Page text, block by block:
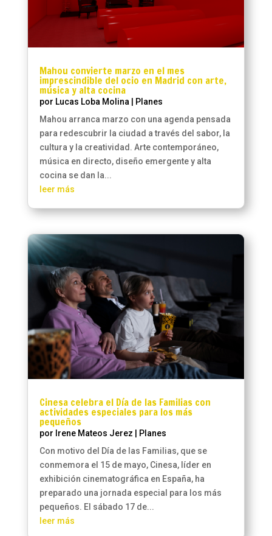
Mahou convierte marzo en el mes
imprescindible del ocio en Madrid con arte,
música y alta cocina
por Lucas Loba Molina | Planes
Mahou arranca marzo con una agenda pensada
para redescubrir la ciudad a través del sabor, la
cultura y la creatividad. Arte contemporáneo,
música en directo, diseño emergente y alta
cocina se dan la...
leer más
Cinesa celebra el Día de las Familias con
actividades especiales para los más
pequeños
por Irene Mateos Jerez
Planes
Con motivo del Día de las Familias, que se
conmemora el 15 de mayo, Cinesa, líder en
exhibición cinematográfica en España, ha
preparado una jornada especial para los más
pequeños. El sábado 17 de...
leer más